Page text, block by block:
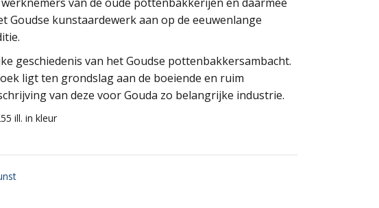
Goudse kunstaardewerk aan op de eeuwenlange
geschiedenis van het Goudse pottenbakkersambacht.
ligt ten grondslag aan de boeiende en ruim
van deze voor Gouda zo belangrijke industrie.
ill. in kleur